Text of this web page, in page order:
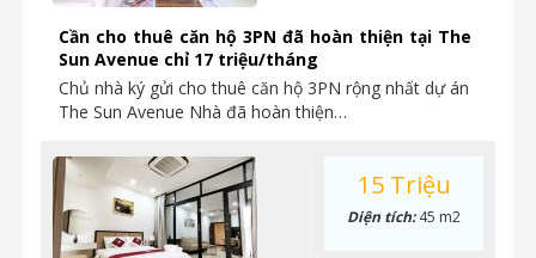
Cần cho thuê căn hộ 3PN đã hoàn thiện tại The
Sun Avenue chỉ 17 triệu/tháng
Chủ nhà ký gửi cho thuê căn hộ 3PN rộng nhất dự án
The Sun Avenue Nhà đã hoàn thiện…
15 Triệu
Diện tích:45 m2